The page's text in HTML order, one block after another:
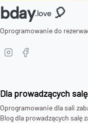
bday.love 🎈
Oprogramowanie do
Dla prowadzących
Oprogramowanie dla sali
Blog dla prowadzących salę